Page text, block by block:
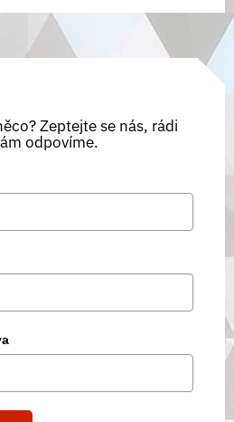
Zeptejte se nás, rádi
odpovíme.